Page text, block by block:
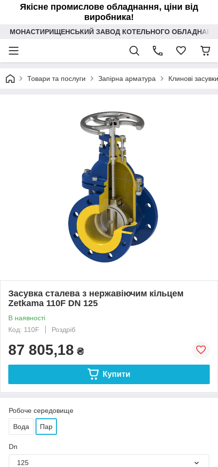
Якісне промислове обладнання, ціни від
виробника!
МОНАСТИРИЩЕНСЬКИЙ ЗАВОД КОТЕЛЬНОГО
Товари та послуги Запірна арматура Клинові засувки
Засувка сталева з нержавіючим кільцем
Zetkama 110F DN 125
В наявності
Код: 110F
Роздріб
87 805,18 ₴
Купити
Робоче середовище
Вода Пар
Dn
125